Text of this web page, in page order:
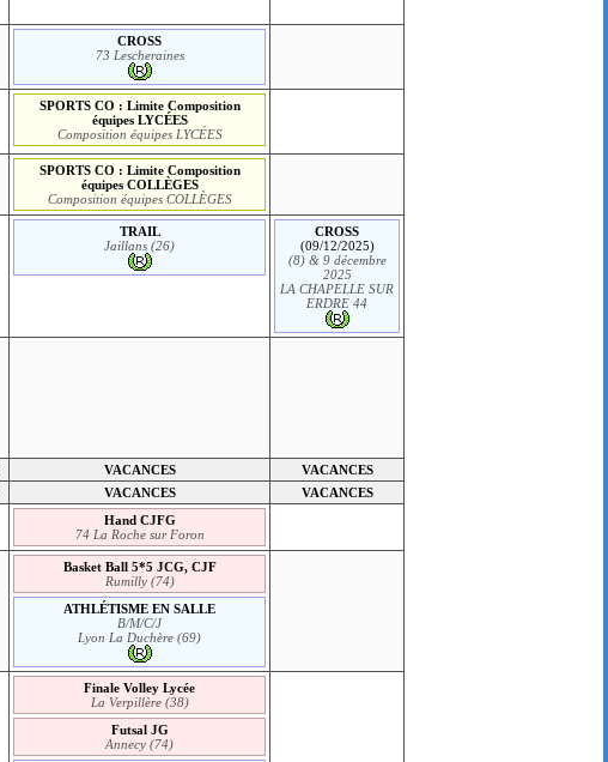
CROSS
73 Lescheraines
SPORTS CO : Limite Composition
équipes LYCÉES
Composition équipes LYCÉES
SPORTS CO : Limite Composition
équipes COLLÈGES
Composition équipes COLLÈGES
TRAIL
Jaillans (26)
CROSS
(09/12/2025)
(8) & 9 décembre
2025
LA CHAPELLE SUR
ERDRE 44
VACANCES
VACANCES
VACANCES VACANCES
Hand CJFG
74 La Roche sur Foron
Basket Ball 5*5 JCG, CJF
Rumilly (74)
ATHLÉTISME EN SALLE
B/M/C/J
Lyon La Duchère (69)
Finale Volley Lycée
La Verpillère (38)
Futsal JG
Annecy (74)